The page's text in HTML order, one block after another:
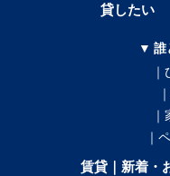
貸したい
▼ 誰
｜
賃貸｜新着・